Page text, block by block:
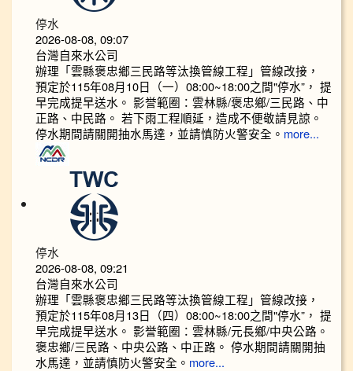
停水
2026-08-08, 09:07
台灣自來水公司
辦理「雲縣褒忠鄉三民路等汰換管線工程」管線改接，
預定於115年08月10日（一）08:00~18:00之間"停水”， 提
早完成提早送水。 影誉範圈：雲林縣/褒忠鄉/三民路、中
正路、中民路。 若下雨工程順延，造成不便敬請見諒。
停水期間請關開抽水馬達，並請慎防火警安全。 more...
停水
2026-08-08, 09:21
台灣自來水公司
辦理「雲縣褒忠鄉三民路等汰換管線工程」管線改接，
預定於115年08月13日（四）08:00~18:00之間"停水”， 提
早完成提早送水。 影誉範圈：雲林縣/元長鄉/中央公路。
褒忠鄉/三民路、中央公路、中正路。 停水期間請關開抽
水馬達，並請慎防火警安全。 more...